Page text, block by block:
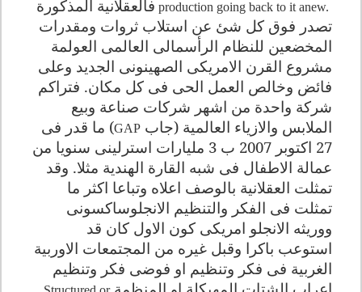
production going back to it anew. فالعقلانية المذكورة
تصدر فوق كل شئ عن استلاب ثروات ومقدرات
المخضعين للنظام الرأسمالى العالمى العولمة
مشروع القرن الامريكى الصهينونى الجديد وعلى
فائض وخالص العمل الحى فى كل مكان. فتراكم
شركة واحدة من اشهر شركات صناعة وبيع
الملابس والازياء العالمية (جاب GAP
) ما قدر فى
27 اكتوبر 2007 ب 3 مليارات استرلينى سنويا من
عمالة الاطفال فى شبه القارة الهندية مثلا. وقد
تمثلت العقلانية بالوصف اعلاه وتباعا اكثر ما
تمثلت فى الفكر والتنظيم الانجلوساكسونى
ووريثه الانجلو امريكى كون الاول كان قد
استوعب باكرا وقبل غيره من المجتمعات الاوربية
الغربية فى فكر وتنظيم او فوضى فكر وتنظيم